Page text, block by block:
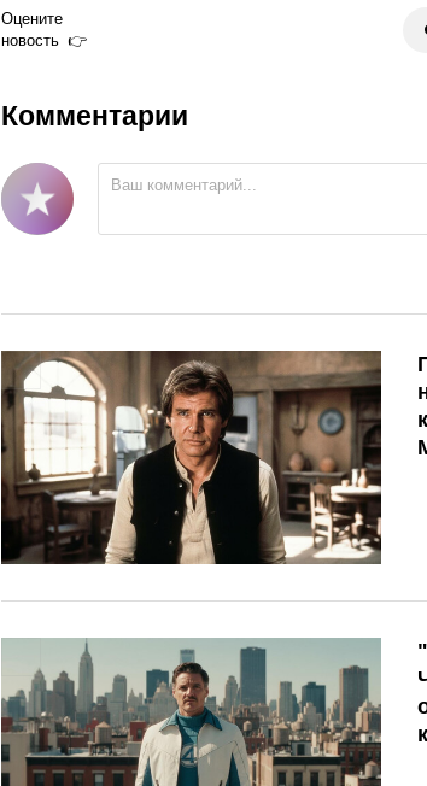
Оцените
новость
Комментарии